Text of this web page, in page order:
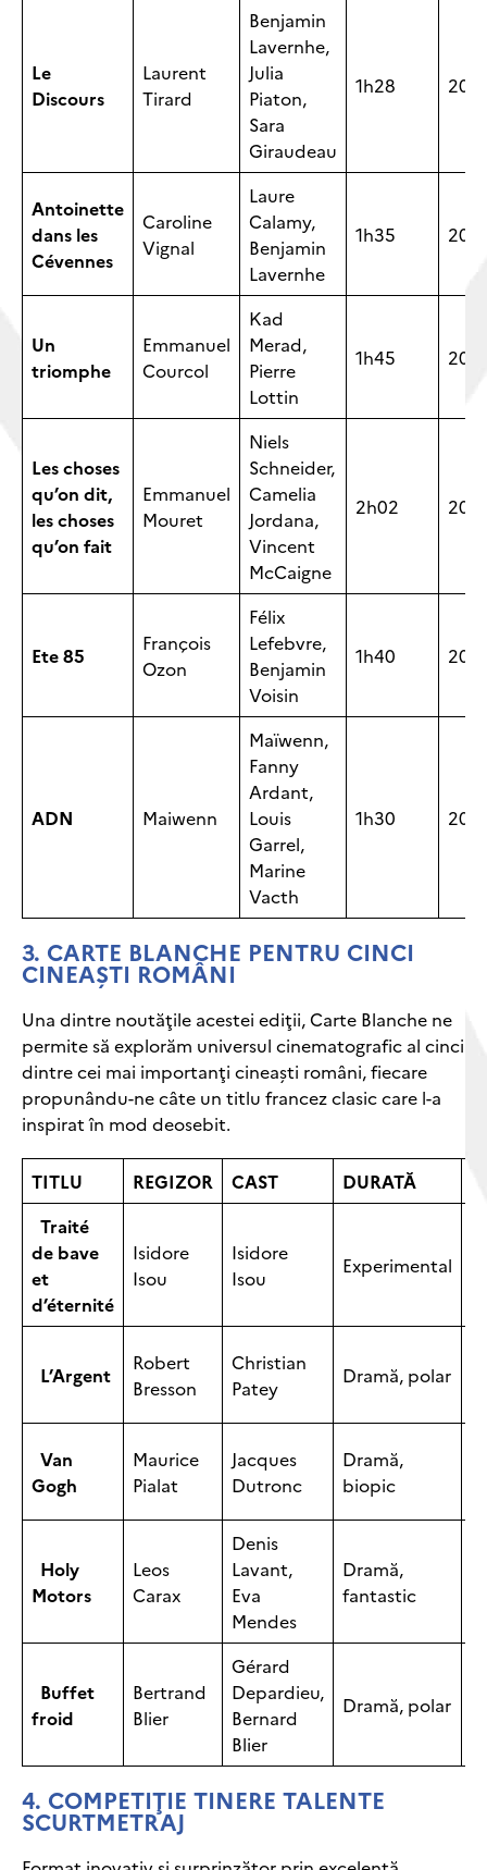
Le
Discours
Laurent
Tirard
Benjamin
Lavernhe,
Julia
Piaton,
Sara
Giraudeau
1h28 2021
Antoinette
dans les
Cévennes
Caroline
Vignal
Laure
Calamy,
Benjamin
Lavernhe
1h35 2021
Un
triomphe
Emmanuel
Courcol
Kad
Merad,
Pierre
Lottin
1h45
Les choses
qu’on dit,
les choses
qu’on fait
Emmanuel
Mouret
Niels
Schneider,
Camelia
Jordana,
Vincent
McCaigne
2h02
Ete 85
François
Ozon
Félix
Lefebvre,
Benjamin
Voisin
1h40
ADN Maiwenn
Maïwenn,
Fanny
Ardant,
Louis
Garrel,
Marine
Vacth
1h30
3. CARTE BLANCHE PENTRU CINCI
CINEAŞTI ROMÂNI
Una dintre noutăţile acestei ediţii, Carte Blanche ne
permite să explorăm universul cinematografic al cinci
dintre cei mai importanţi cineaşti români, fiecare
propunându-ne câte un titlu francez clasic care l-a
inspirat în mod deosebit.
TITLU REGIZOR CAST DURATĂ
Traité
de bave
et
d’éternité
Isidore
Isou
Isidore
Isou
Experimental
L’Argent
Robert
Bresson
Christian
Patey
Dramă, polar
Van
Gogh
Maurice
Pialat
Jacques
Dutronc
Dramă,
biopic
Holy
Motors
Leos
Carax
Denis
Lavant,
Eva
Mendes
Dramă,
fantastic
Buffet
froid
Bertrand
Blier
Gérard
Depardieu,
Bernard
Blier
Dramă, polar
4. COMPETIŢIE TINERE TALENTE
SCURTMETRAJ